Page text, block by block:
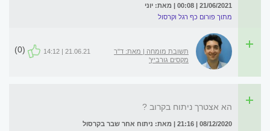
21/06/2021 | 00:08 | מאת: יוני
מתוך פורום כף רגל וקרסול
תשובת מומחה | מאת: ד"ר
מקסים גורביץ'
21.06.21 | 14:12
(0)
הא אצטרך ניתוח בקרוב ?
08/12/2020 | 21:16 | מאת: ניתוח אחר שבר בקרסול